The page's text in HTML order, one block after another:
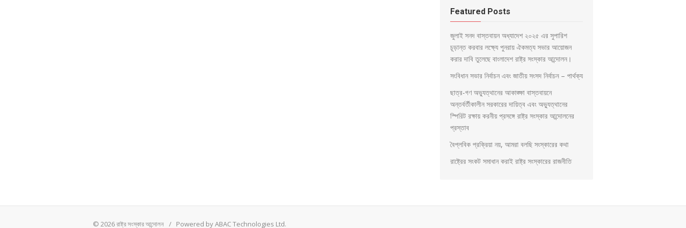
Featured Posts
জুলাই সনদ বাস্তবায়ন অধ্যাদেশ ২০২৫ এর সুপারিশ
চূড়ান্ত করবার লক্ষ্যে পুনরায় ঐকমত্য সভার আয়োজন
করার দাবি তুলেছে বাংলাদেশ রাষ্ট্র সংস্কার আন্দোলন।
সংবিধান সভার নির্বাচন এবং জাতীয় সংসদ নির্বাচন – পার্থক্য
ছাত্র-গণ অভ্যুত্থানের আকাঙ্ক্ষা বাস্তবায়নে
অন্তর্বর্তীকালীন সরকারের দায়িত্ব এবং অভ্যুত্থানের
স্পিরিট রক্ষায় করনীয় প্রসঙ্গে রাষ্ট্র সংস্কার আন্দোলনের
প্রস্তাব
বৈপ্লবিক প্রক্রিয়া নয়, আমরা বলছি সংস্কারের কথা
রাষ্ট্রের সংকট সমাধান করাই রাষ্ট্র সংস্কারের রাজনীতি
© 2026 রাষ্ট্র সংস্কার আন্দোলন / Powered by ABAC Technologies Ltd.